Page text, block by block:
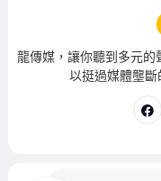
龍傳媒，讓你聽到多元
以挺過媒體壟斷